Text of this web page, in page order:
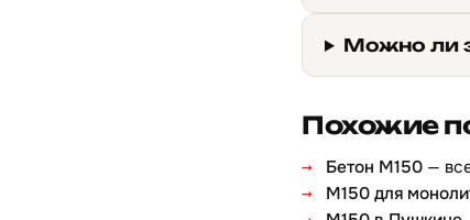
Можно ли
Похожие
Бетон М150 —
М150 для